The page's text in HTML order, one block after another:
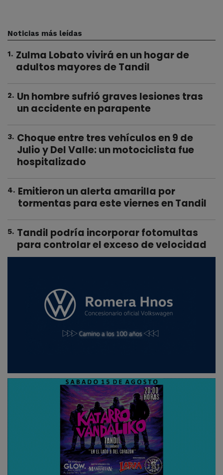
Noticias más leídas
1. Zulma Lobato vivirá en un hogar de
adultos mayores de Tandil
2. Un hombre sufrió graves lesiones tras
un accidente en parapente
3. Choque entre tres vehículos en 9 de
Julio y Del Valle: un motociclista fue
hospitalizado
4. Emitieron un alerta amarilla por
tormentas para este viernes en Tandil
5. Tandil podría incorporar fotomultas
para controlar el exceso de velocidad